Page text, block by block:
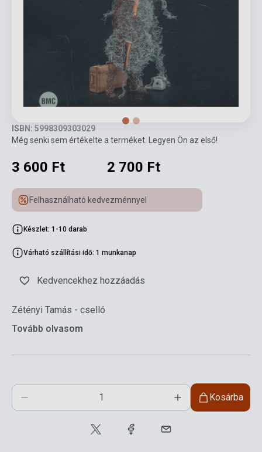
ISBN: 5998309303029
Még senki sem értékelte a terméket. Legyen Ön az első!
3 600 Ft 2 700 Ft
Felhasználható kedvezménnyel
Készlet: 1-10 darab
Várható szállítási idő: 1 munkanap
Kedvencekhez hozzáadás
Zétényi Tamás - cselló
Tovább olvasom
Kosárba